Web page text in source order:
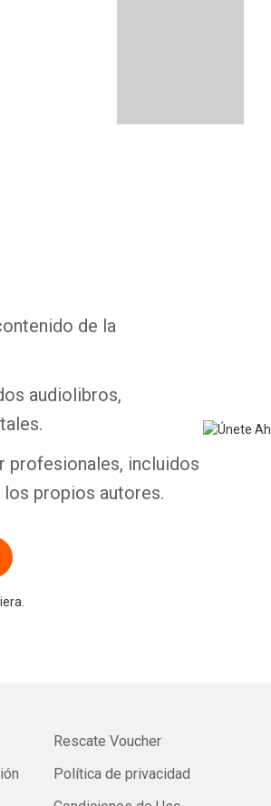
de la
audiolibros,
profesionales, incluidos
propios autores.
Rescate Voucher
Política de privacidad